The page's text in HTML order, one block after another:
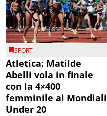
SPORT
Atletica: Matilde
Abelli vola in finale
con la 4×400
femminile ai Mondiali
Under 20